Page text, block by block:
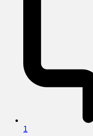
1